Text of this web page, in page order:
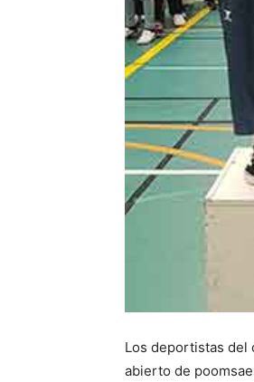
Los deportistas del
abierto de